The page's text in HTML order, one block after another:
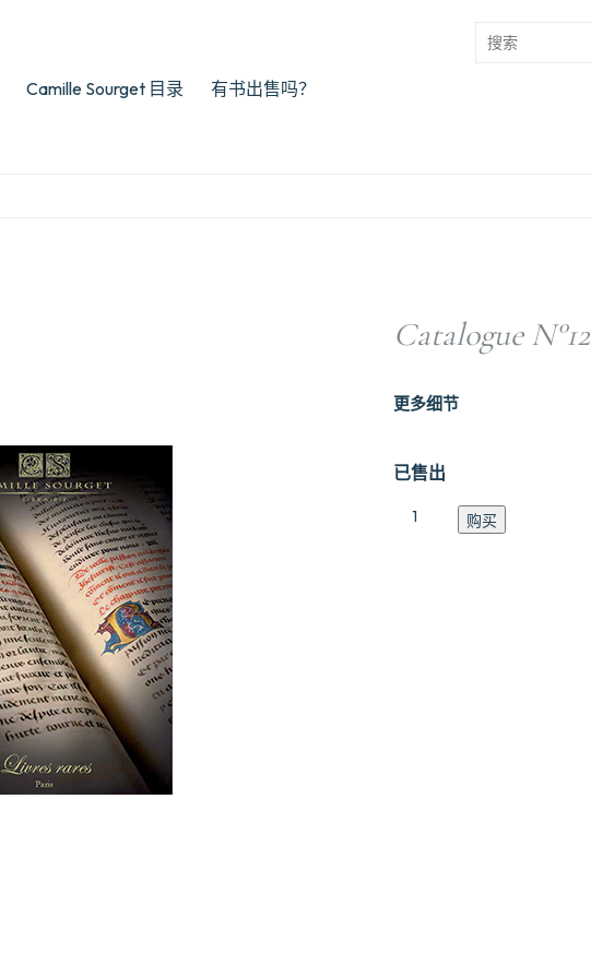
Camille Sourget 目录 有书出售吗？
Catalogue N°12
已售出
更多细节
Catalogue 购买